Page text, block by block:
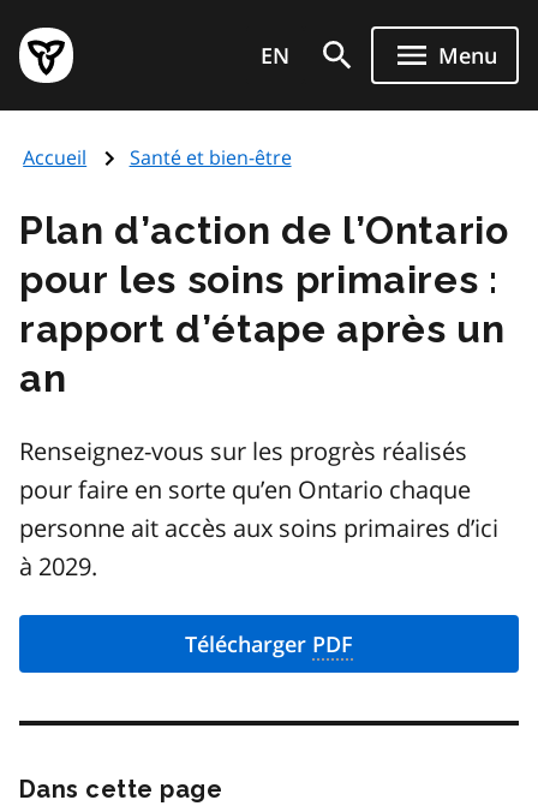
au
contenu
principal
Page
d'accueil
de
EN Menu
Accueil Santé et bien-être
Plan d’action de l’Ontario
pour les soins primaires :
rapport d’étape après un
an
Renseignez-vous sur les progrès réalisés
pour faire en sorte qu’en Ontario chaque
personne ait accès aux soins primaires d’ici
à 2029.
Télécharger PDF
Dans cette page